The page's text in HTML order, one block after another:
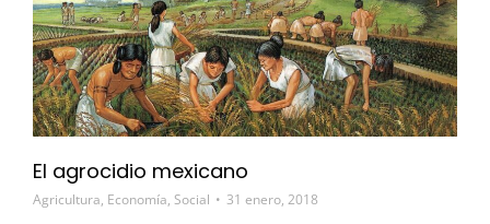
El agrocidio mexicano
Agricultura, Economía, Social 31 enero, 2018